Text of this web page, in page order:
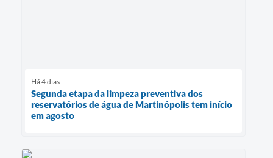
Há 4 dias
Segunda etapa da limpeza preventiva dos
reservatórios de água de Martinópolis tem início
em agosto